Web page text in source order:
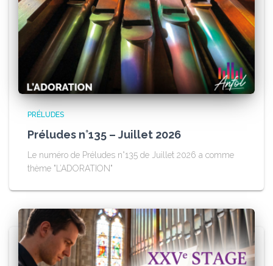
PRÉLUDES
Préludes n°135 – Juillet 2026
Le numéro de Préludes n°135 de Juillet 2026 a comme
thème "L’ADORATION"